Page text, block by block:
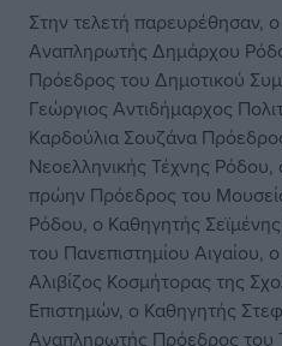
Στην τελετή παρευρέθησαν,
Αναπληρωτής Δημάρχου
Πρόεδρος του Δημοτικού
Γεώργιος Αντιδήμαρχος
Καρδούλια Σουζάνα
Νεοελληνικής Τέχνης Ρόδου,
πρώην Πρόεδρος του
Ρόδου, ο Καθηγητής
του Πανεπιστημίου Αιγαίου,
Αλιβίζος Κοσμήτορας της
Επιστημών, ο Καθηγητής
Αναπληρωτής Πρόεδρος του